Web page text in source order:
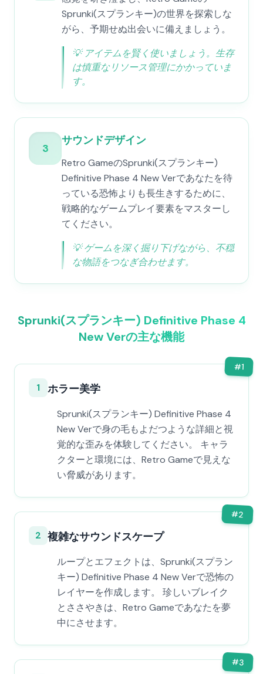
Sprunki(スプランキー)の世界を探索しな
がら、予期せぬ出会いに備えましょう。
💡 アイテムを賢く使いましょう。生存
は慎重なリソース管理にかかっていま
す。
3
サウンドデザイン
Retro GameのSprunki(スプランキー)
Definitive Phase 4 New Verであなたを待
っている恐怖よりも長生きするために、
戦略的なゲームプレイ要素をマスターし
てください。
💡ゲームを深く掘り下げながら、不穏
な物語をつなぎ合わせます。
Sprunki(スプランキー) Definitive Phase 4
New Verの主な機能
#1
1 ホラー美学
Sprunki(スプランキー) Definitive Phase 4
New Verで身の毛もよだつような詳細と視
覚的な歪みを体験してください。 キャラ
クターと環境には、Retro Gameで見えな
い脅威があります。
#2
2 複雑なサウンドスケープ
ループとエフェクトは、Sprunki(スプラン
キー) Definitive Phase 4 New Verで恐怖の
レイヤーを作成します。 珍しいブレイク
とささやきは、Retro Gameであなたを夢
中にさせます。
#3